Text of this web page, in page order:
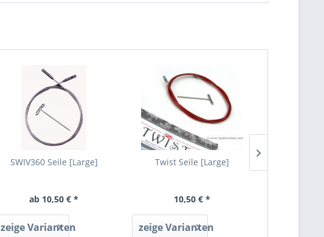
SWIV360 Seile [Large]
ab 10,50 € *
zeige Varianten
Twist Seile [Large]
10,50 € *
zeige Varianten